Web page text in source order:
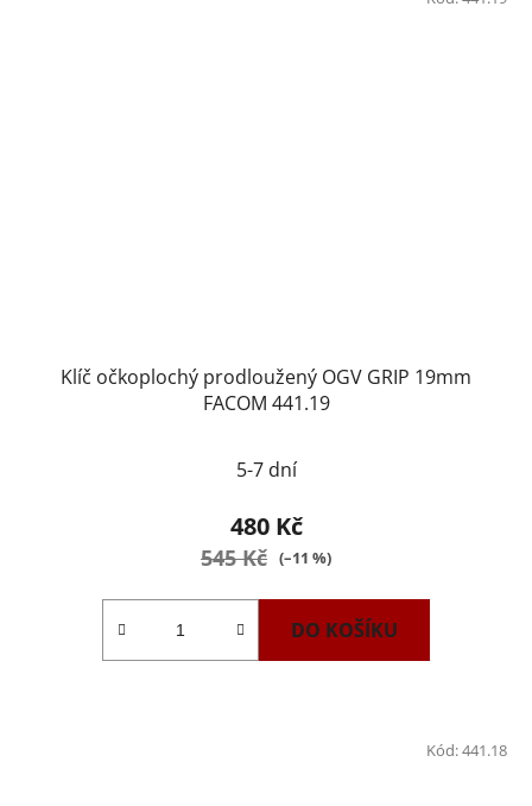
Klíč očkoplochý prodloužený OGV GRIP 19mm
FACOM 441.19
5-7 dní
480 Kč
545 Kč (–11 %)
DO KOŠÍKU
Kód:441.18